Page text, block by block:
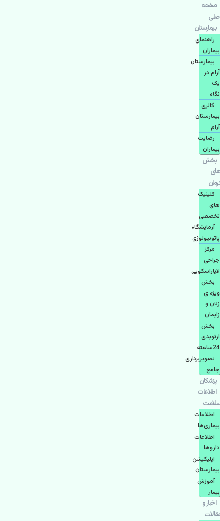
صفحه
اصلی
بيمارستان
راهنماي
بیماران
بیمارستان
آرام در
یک
نگاه
گالری
بیمارستان
آرام
رضایت
بیماران
بخش
های
درمان
کلینیک
های
تخصصی
آزمایشگاه
پاتوبیولوژی
مرکز
جراحی
لاپاراسکوپی
بخش
ویژه ی
زنان و
زایمان
بخش
ارتوپدی
24ساعته
تصویربرداری
جامع
پزشكان
اطلاعات
سلامت
اطلاعات
بیماری‌ها
اطلاعات
دارو‌ها
اپليكيشن
بيمارستان
آموزش
بیمار
اخبار و
مقالات